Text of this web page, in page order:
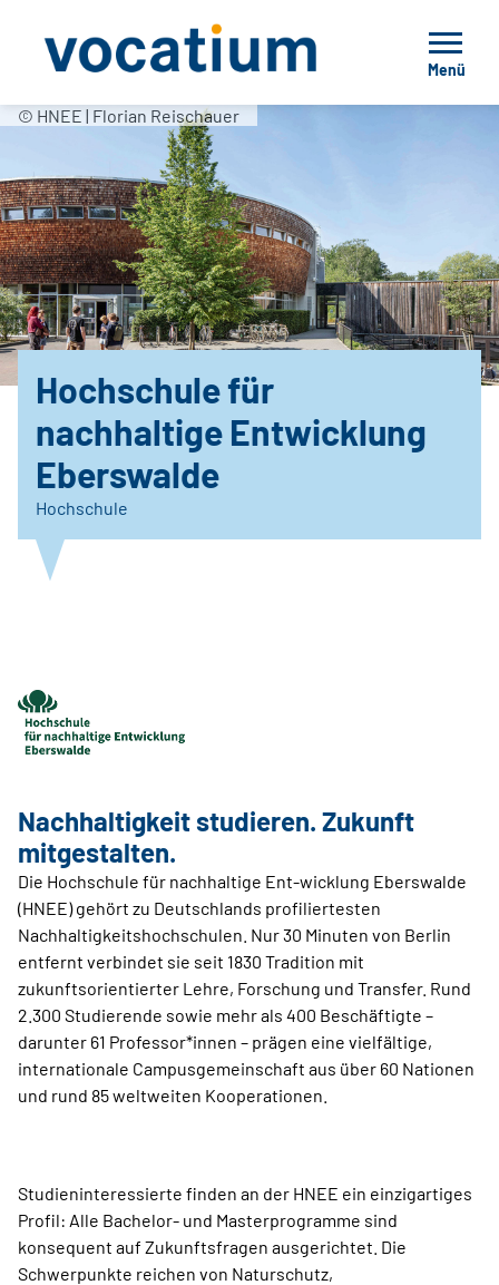
Menü
© HNEE | Florian Reischauer
Hochschule für
nachhaltige Entwicklung
Eberswalde
Hochschule
Nachhaltigkeit studieren. Zukunft
mitgestalten.
Die Hochschule für nachhaltige Ent-wicklung Eberswalde
(HNEE) gehört zu Deutschlands profiliertesten
Nachhaltigkeitshochschulen. Nur 30 Minuten von Berlin
entfernt verbindet sie seit 1830 Tradition mit
zukunftsorientierter Lehre, Forschung und Transfer. Rund
2.300 Studierende sowie mehr als 400 Beschäftigte –
darunter 61 Pro­fessor*innen – prägen eine vielfältige,
internationale Campusgemeinschaft aus über 60 Nationen
und rund 85 weltweiten Kooperationen.
Studieninteressierte finden an der HNEE ein einzigartiges
Profil: Alle Bachelor- und Masterprogramme sind
konsequent auf Zukunftsfragen ausgerichtet. Die
Schwerpunkte reichen von Naturschutz,